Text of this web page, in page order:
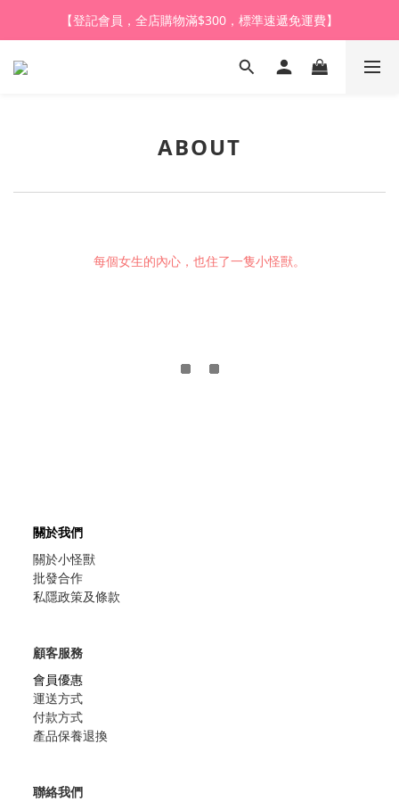
【登記會員，全店購物滿$1,000，即享全單95折】
【登記會員，全店購物滿$300，標準速遞免運費】
【購買任何產品，9折體驗價換購HARU皇牌潤滑液】
ABOUT
每個女生的內心，也住了一隻小怪獸。
關於我們
關於小怪獸
批發合作
私隱政策及條款
顧客服務
會員優惠
運送方式
付款方式
產品保養退換
聯絡我們